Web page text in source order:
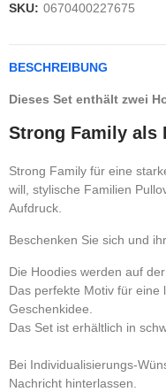
SKU: 0670400227675
BESCHREIBUNG
Dieses Set enthält zwei
Strong Family als
Strong Family für eine
will, stylische Familien
Aufdruck.
Beschenken Sie sich und
Die Hoodies werden auf
Das perfekte Motiv für eine
Geschenkidee.
Das Set ist erhältlich in
Bei Individualisierungs-
Nachricht hinterlassen.